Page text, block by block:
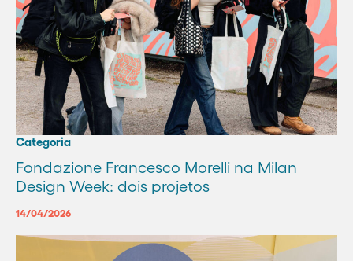
Categoria
Fondazione Francesco Morelli na Milan
Design Week: dois projetos
14/04/2026